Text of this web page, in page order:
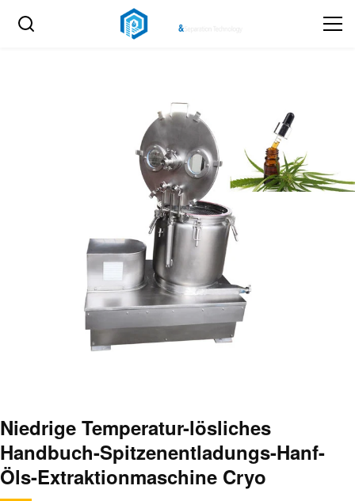
Niedrige Temperatur-lösliches
Handbuch-Spitzenentladungs-Hanf-
Öls-Extraktionmaschine Cryo